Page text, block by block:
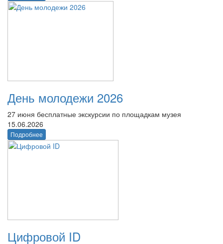
День молодежи 2026
27 июня бесплатные экскурсии по площадкам музея
15.06.2026
Подробнее
Цифровой ID